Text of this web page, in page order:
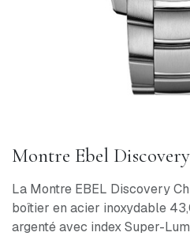
Montre Ebel Discovery
La Montre EBEL Discovery
boîtier en acier inoxydable
argenté avec index Super-